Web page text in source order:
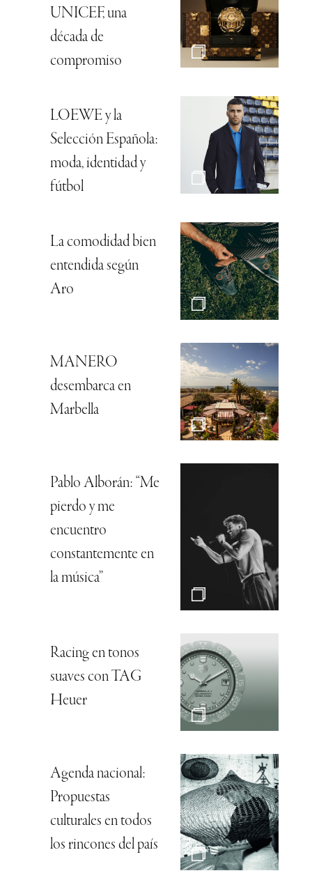
UNICEF, una
década de
compromiso
LOEWE y la
Selección Española:
moda, identidad y
fútbol
La comodidad bien
entendida según
Aro
MANERO
desembarca en
Marbella
Pablo Alborán: “Me
pierdo y me
encuentro
constantemente en
la música”
Racing en tonos
suaves con TAG
Heuer
Agenda nacional:
Propuestas
culturales en todos
los rincones del país